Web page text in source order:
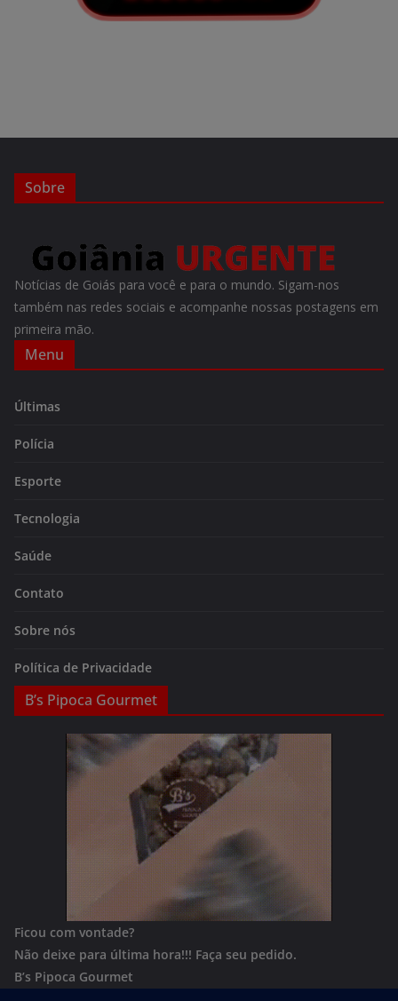
Sobre
Notícias de Goiás para você e para o mundo. Sigam-nos
também nas redes sociais e acompanhe nossas postagens em
primeira mão.
Menu
Últimas
Polícia
Esporte
Tecnologia
Saúde
Contato
Sobre nós
Política de Privacidade
B’s Pipoca Gourmet
Ficou com vontade?
Não deixe para última hora!!! Faça seu pedido.
B’s Pipoca Gourmet